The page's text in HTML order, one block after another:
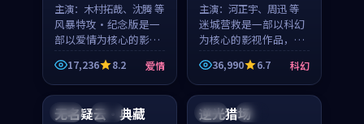
主演： 木村拓哉、沈腾 等
风暴特攻·纪念版是一
部以爱情为核心的影视
作品，围绕危机、反转
与人物成长展开，整体
节奏紧凑，值得推荐观
看。
17,236 8.2 爱情
主演： 河正宇、周迅 等
迷城营救是一部以科幻
为核心的影视作品，围
绕危机、反转与人物成
长展开，整体节奏紧
凑，值得推荐观看。
36,990 6.7 科幻
中国 完结
无名疑云·典藏 中国 杜比
逆光猎场